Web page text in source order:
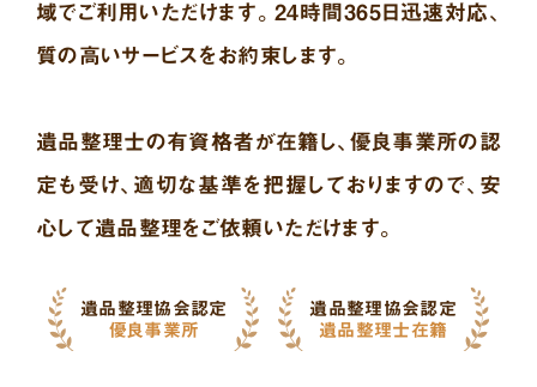
域でご利用いただけます。24時間365日迅速対応、
質の高いサービスをお約束します。
遺品整理士の有資格者が在籍し、優良事業所の認
定も受け、適切な基準を把握しておりますので、安
心して遺品整理をご依頼いただけます。
遺品整理協会認定
優良事業所
遺品整理協会認定
遺品整理士在籍